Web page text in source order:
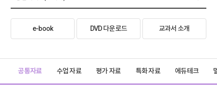
e-book DVD 다운로드 교과서 소개
공통자료 수업 자료 평가 자료 특화 자료 에듀테크